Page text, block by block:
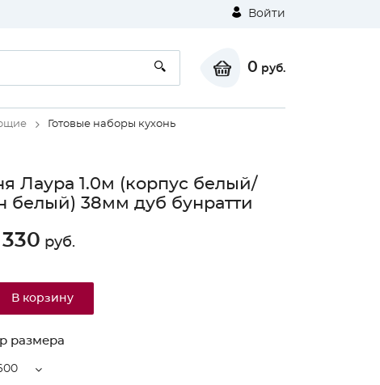
Войти
0 руб.
Готовые наборы кухонь
⚠
Лаура 1.0м (корпус белый/
белый) 38мм дуб бунратти
руб.
В корзину
размера